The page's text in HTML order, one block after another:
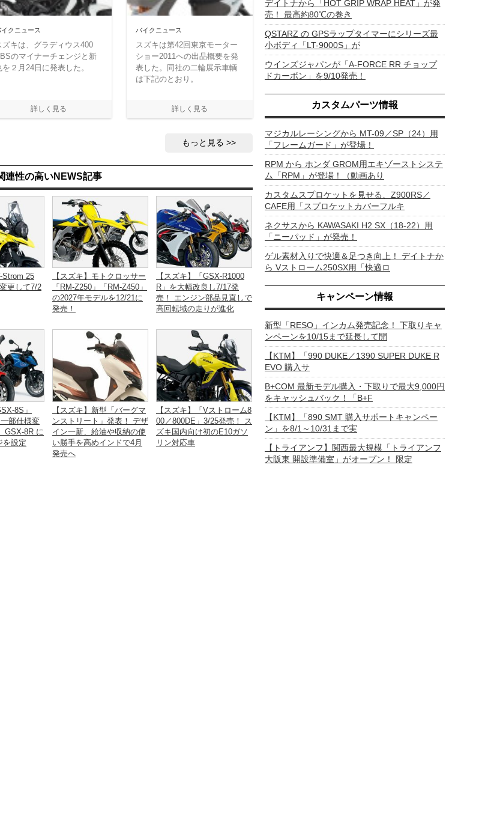
イクニュース
ズキは、グラディウス400
のマイナーチェンジと新
を２月24日に発表した。
バイクニュース
スズキは第42回東京モーター
ショー2011への出品概要を発
表した。同社の二輪展示車輌
は下記のとおり。
もっと見る
連性の高いNEWS記事
Strom 25
更して7/2
【スズキ】モトクロッサー
「RM-Z250」「RM-Z450」
の2027年モデルを12/21に
発売！
【スズキ】「GSX-R1000
R」を大幅改良し7/17発
売！ エンジン部品見直しで
高回転域の走りが進化
8S」
一部仕様変
GSX-8R に
を設定
【スズキ】新型「バーグマ
ンストリート」発表！ デザ
イン一新、給油や収納の使
い勝手を高めインドで4月
発売へ
【スズキ】「Vストローム8
00／800DE」3/25発売！ ス
ズキ国内向け初のE10ガソ
リン対応車
デイトナから「HOT GRIP WRAP HEAT」が発
売！ 最高約80℃の巻き
QSTARZ の GPSラップタイマーにシリーズ最
小ボディ「LT-9000S」が
ウインズジャパンが「A-FORCE RR チョップ
ドカーボン」を9/10発売！
カスタムパーツ情報
マジカルレーシングから MT-09／SP（24）用
「フレームガード」が登場！
RPM から ホンダ GROM用エキゾーストシステ
ム「RPM」が登場！（動画あり
カスタムスプロケットを見せる、Z900RS／
CAFE用「スプロケットカバーフルキ
ネクサスから KAWASAKI H2 SX（18-22）用
「ニーパッド」が発売！
ゲル素材入りで快適＆足つき向上！ デイトナか
ら Vストローム250SX用「快適ロ
キャンペーン情報
新型「RESO」インカム発売記念！ 下取りキャ
ンペーンを10/15まで延長して開
【KTM】「990 DUKE／1390 SUPER DUKE R
EVO 購入サ
B+COM 最新モデル購入・下取りで最大9,000円
をキャッシュバック！「B+F
【KTM】「890 SMT 購入サポートキャンペー
ン」を8/1～10/31まで実
【トライアンフ】関西最大規模「トライアンフ
大阪東 開設準備室」がオープン！ 限定